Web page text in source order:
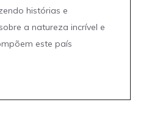
histórias e
a natureza incrível e
este país